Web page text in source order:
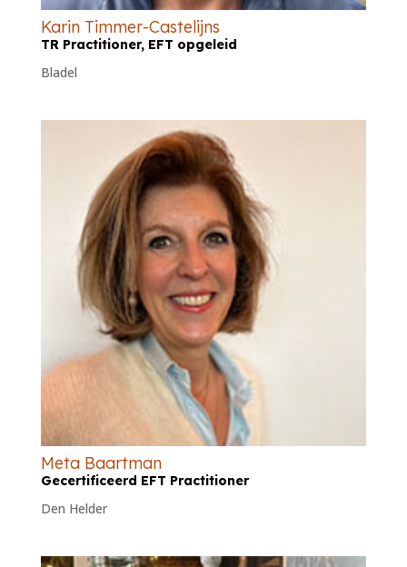
Karin Timmer-Castelijns
TR Practitioner, EFT opgeleid
Bladel
Meta Baartman
Gecertificeerd EFT Practitioner
Den Helder